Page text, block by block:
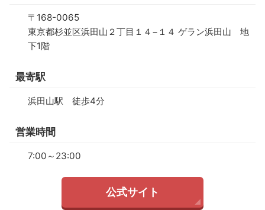
〒168-0065
東京都杉並区浜田山２丁目１４−１４ ゲラン浜田山 地
下1階
最寄駅
浜田山駅 徒歩4分
営業時間
7:00～23:00
公式サイト